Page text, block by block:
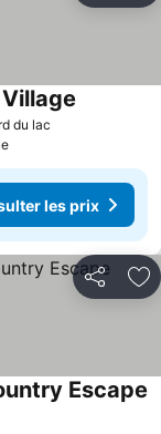
du lac
les prix
Partager
Escape